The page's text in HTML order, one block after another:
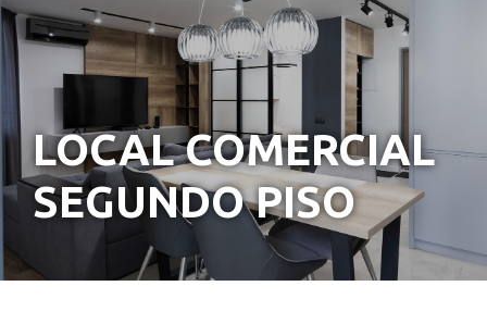
LOCAL COMERCIAL
SEGUNDO PISO